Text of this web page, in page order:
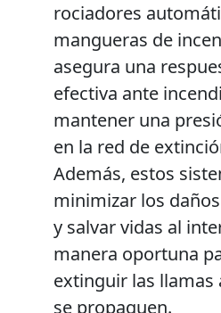
rociadores
mangueras de
asegura una
efectiva ante
mantener una
en la red de
Además, estos
minimizar los
y salvar vidas al
manera oportuna
extinguir las llamas
se propaguen.